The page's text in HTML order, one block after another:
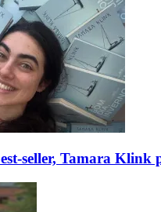
seller, Tamara Klink